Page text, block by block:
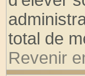
total de
Revenir